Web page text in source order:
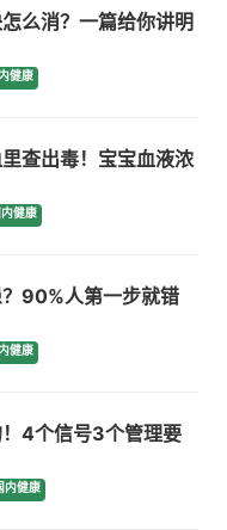
么消？一篇给你讲明
健康
查出毒！宝宝血液浓
内健康
90%人第一步就错
健康
4个信号3个管理要
内健康